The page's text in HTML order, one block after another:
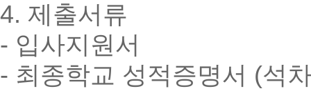
4. 제출서류
- 입사지원서
- 최종학교 성적증명서 (석